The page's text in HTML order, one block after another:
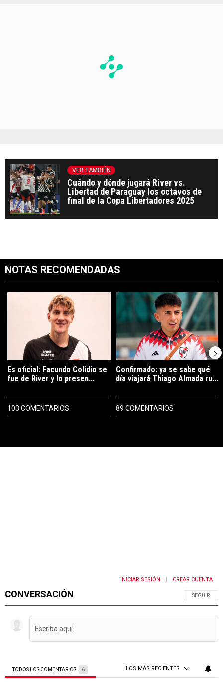
VER TAMBIÉN
Cuándo y dónde jugará River vs.
Libertad de Paraguay los octavos de
final de la Copa Libertadores 2025
NOTAS RECOMENDADAS
Un artículo de tendencia con el título "Es oficial: Facundo Colidio
Es oficial: Facundo Colidio se
fue de River y lo presen...
103 COMENTARIOS
Un artículo de tendencia con el
Confirmado: ya se sabe qué
día viajará Thiago Almada ru...
89 COMENTARIOS
CONVERSACIÓN SIGA ESTA
SEGUIR
INICIAR SESIÓN CREAR CUENTA
TODOS LOS COMENTARIOS 6 LOS MÁS RECIENTES